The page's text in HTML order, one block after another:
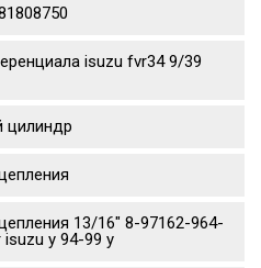
isuzu fvr34 9/39
цилиндр
13/16" 8-97162-964-
y 94-99 y